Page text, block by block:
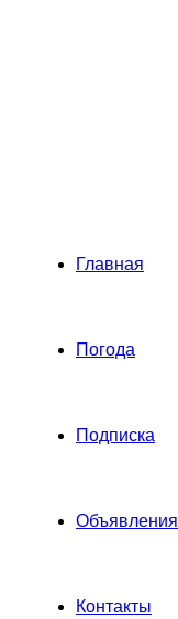
Главная
Погода
Подписка
Объявления
Контакты